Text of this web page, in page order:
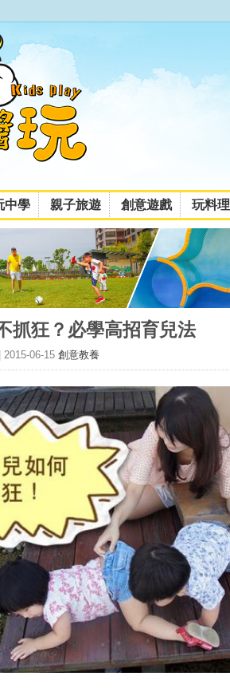
中學 親子旅遊 創意遊戲 玩料理
抓狂？必學高招育兒法
06-15 創意教養